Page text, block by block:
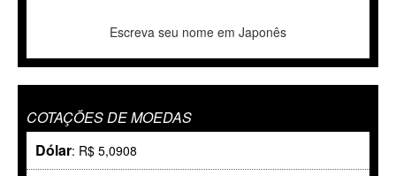
Escreva seu nome em Japonês
COTAÇÕES DE MOEDAS
Dólar: R$ 5,0908